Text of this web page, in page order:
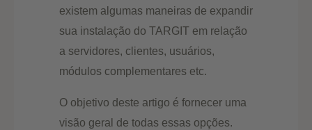
existem algumas maneiras de expandir
sua instalação do TARGIT em relação
a servidores, clientes, usuários,
módulos complementares etc.
O objetivo deste artigo é fornecer uma
visão geral de todas essas opções.